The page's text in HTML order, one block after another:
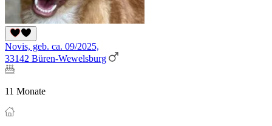
Novis, geb. ca. 09/2025,
33142 Büren-Wewelsburg
11 Monate